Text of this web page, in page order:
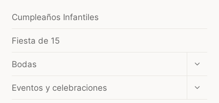
Y
Cumpleaños Infantiles
Fiesta de 15
Bodas
hijo
Eventos y celebraciones